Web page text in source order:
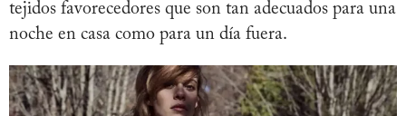
tejidos favorecedores que son tan adecuados para una
noche en casa como para un día fuera.